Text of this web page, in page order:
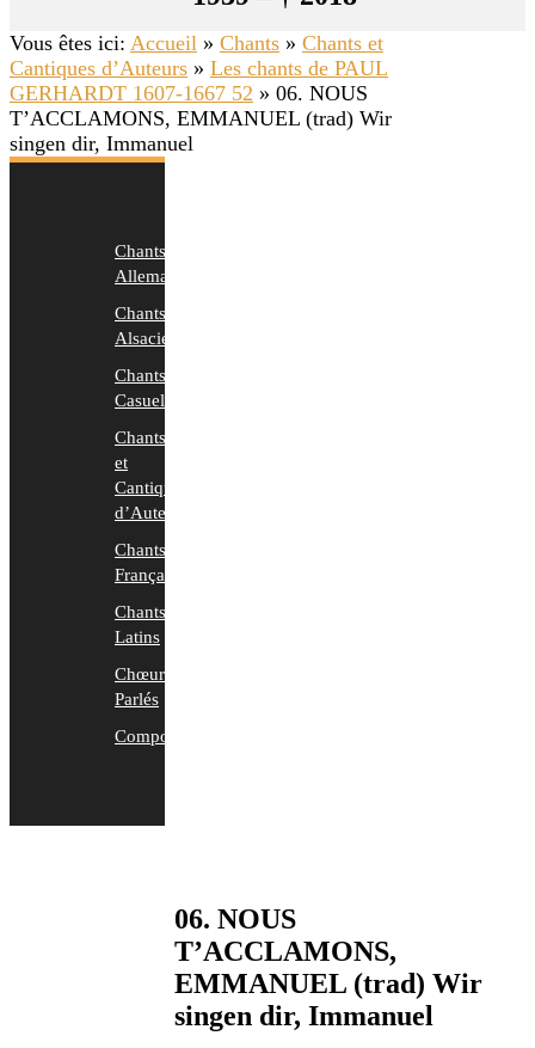
06. NOUS
T’ACCLAMONS,
EMMANUEL (trad) Wir
singen dir, Immanuel
Vous êtes ici: Accueil » Chants » Chants et
Cantiques d’Auteurs » Les chants de PAUL
GERHARDT 1607-1667 52 » 06. NOUS
T’ACCLAMONS, EMMANUEL (trad) Wir
singen dir, Immanuel
Chants
Allemands
Chants
Alsaciens
Chants
Casuels
Chants
et
Cantiques
d’Auteurs
Chants
Français
Chants
Latins
Chœurs
Parlés
Compositions